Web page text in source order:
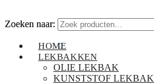
Zoeken naar:
0,00 0
Zoeken naar:
HOME
LEKBAKKEN
OLIE LEKBAK
KUNSTSTOF LEKBAK